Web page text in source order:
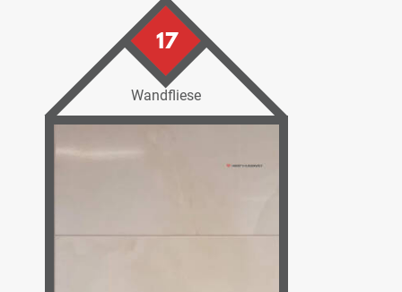
17
Wandfliese